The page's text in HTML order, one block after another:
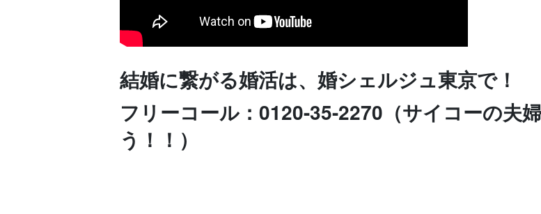
結婚に繋がる婚活は、婚シェルジュ東京で！
フリーコール：0120-35-2270（サイコーの夫
う！！）